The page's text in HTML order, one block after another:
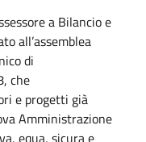
a Bilancio e
all’assemblea
di
che
e progetti già
Amministrazione
equa, sicura e